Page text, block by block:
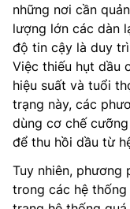
những nơi cần
lượng lớn các dàn
độ tin cậy là duy
Việc thiếu hụt dầu
hiệu suất và tuổi
trạng này, các
dùng cơ chế
để thu hồi dầu từ
Tuy nhiên, phương
trong các hệ thống